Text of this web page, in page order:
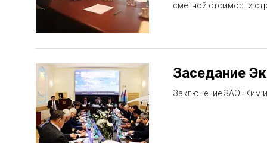
сметной стоимости
Заседание
Заключение ЗАО "Ким